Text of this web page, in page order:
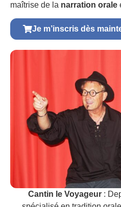
maîtrise de la narration orale
Je m’inscris dès
Cantin le Voyageur :